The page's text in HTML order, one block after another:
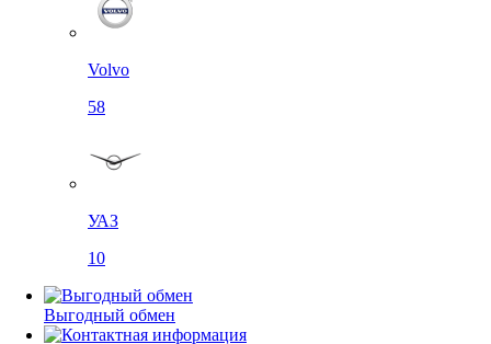
Volvo
58
УАЗ
10
Выгодный обмен